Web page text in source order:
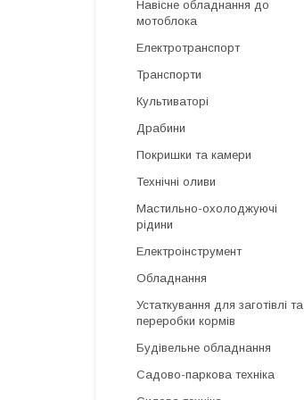
Навісне обладнання до
мотоблока
Електротранспорт
Транспорти
Культиваторі
Драбини
Покришки та камери
Технічні оливи
Мастильно-охолоджуючі
рідини
Електроінструмент
Обладнання
Устаткування для заготівлі та
переробки кормів
Будівельне обладнання
Садово-паркова техніка